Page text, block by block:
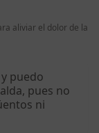
aliviar el dolor de la
puedo
pues no
ni